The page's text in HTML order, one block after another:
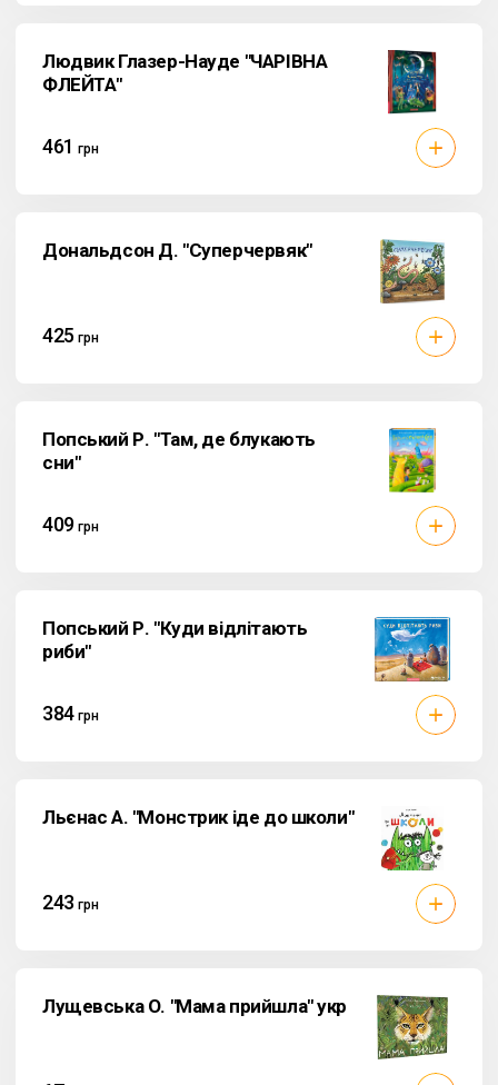
Людвик Глазер-Науде "ЧАРІВНА
ФЛЕЙТА"
461 грн
Дональдсон Д. "Суперчервяк"
425 грн
Попський Р. "Там, де блукають
сни"
409 грн
Попський Р. "Куди відлітають
риби"
384 грн
Льєнас А. "Монстрик іде до школи"
243 грн
Лущевська О. "Мама прийшла" укр